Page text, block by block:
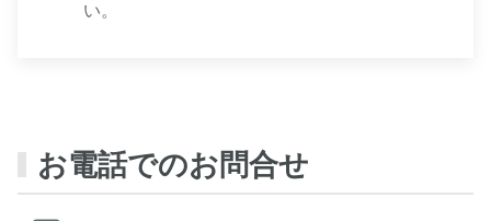
い。
お電話でのお問合せ